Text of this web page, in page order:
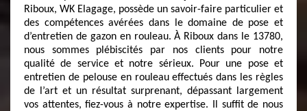
Riboux, WK Elagage, possède un savoir-faire particulier et
des compétences avérées dans le domaine de pose et
d’entretien de gazon en rouleau. À Riboux dans le 13780,
nous sommes plébiscités par nos clients pour notre
qualité de service et notre sérieux. Pour une pose et
entretien de pelouse en rouleau effectués dans les règles
de l’art et un résultat surprenant, dépassant largement
vos attentes, fiez-vous à notre expertise. Il suffit de nous